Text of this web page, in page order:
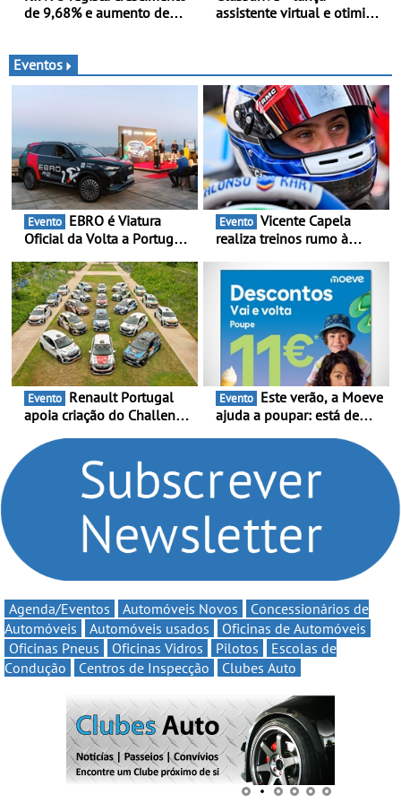
de 9,68% e aumento de
assistente virtual e otimiza
horas por dia e reforça o
suporte contínuo ao cliente
Eventos
Evento
Oficial da Volta a Portugal
presença nacional ao lado
da mítica prova de ciclismo
e leva a sua gama SUV
multi-energia às estradas
de Portugal
Evento
realiza treinos rumo à
Portugal Karting e mira boa
estreia - O Campeonato
Portugal Karting 2026
decorre entre 1 de Março e
6 de Setembro
Evento
apoia criação do Challenge
compromisso com o
automobilismo nacional
continua em 2026
Evento
ajuda a poupar: está de
Volta” com descontos de
Agenda/Eventos Automóveis Novos
Concessionários de
Automóveis
Automóveis usados
Oficinas de Automóveis
Oficinas Pneus
Oficinas Vidros Pilotos
Escolas de
Condução
Centros de Inspecção Clubes Auto